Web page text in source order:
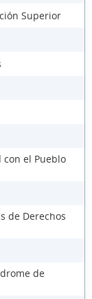
Superior
el Pueblo
de Derechos
de